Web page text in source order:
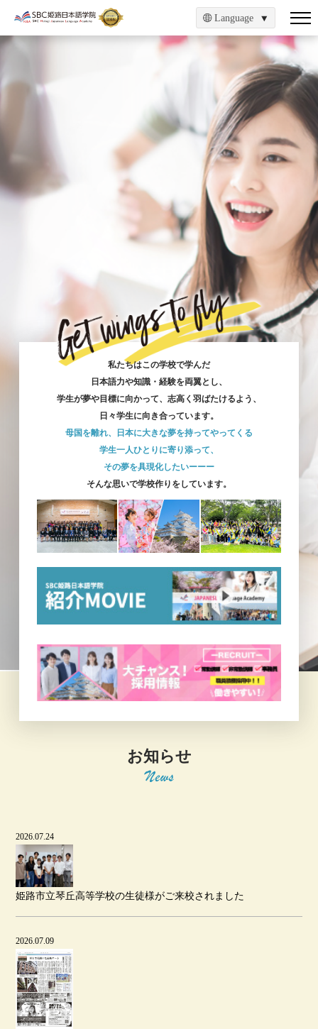
Language
私たちはこの学校で学んだ
日本語力や知識・経験を両翼とし、
学生が夢や目標に向かって、志高く羽ばたけるよう、
日々学生に向き合っています。
母国を離れ、日本に大きな夢を持ってやってくる
学生一人ひとりに寄り添って、
その夢を具現化したいーーー
そんな思いで学校作りをしています。
お知らせ
2026.07.24
姫路市立琴丘高等学校の生徒様がご来校されました
2026.07.09